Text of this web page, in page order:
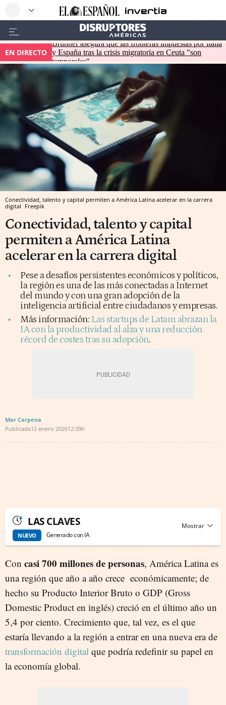
EN DIRECTO
Brunner asegura que las fronteras impuestas por Italia
y España tras la crisis migratoria en Ceuta "son
temporales"
Conectividad, talento y capital permiten a América Latina acelerar en la carrera
digital Freepik
Conectividad, talento y capital
permiten a América Latina
acelerar en la carrera digital
Pese a desafíos persistentes económicos y políticos,
la región es una de las más conectadas a Internet
del mundo y con una gran adopción de la
inteligencia artificial entre ciudadanos y empresas.
Más información: Las startups de Latam abrazan la
IA con la productividad al alza y una reducción
récord de costes tras su adopción.
Mar Carpena
Publicada12 enero 202612:39h
LAS CLAVES
NUEVO Generado con IA
Con casi 700 millones de personas, América Latina es
una región que año a año crece económicamente; de
hecho su Producto Interior Bruto o GDP (Gross
Domestic Product en inglés) creció en el último año un
5,4 por ciento. Crecimiento que, tal vez, es el que
estaría llevando a la región a entrar en una nueva era de
transformación digital que podría redefinir su papel en
la economía global.